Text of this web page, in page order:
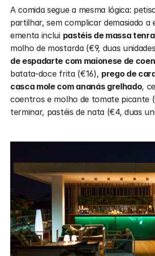
A comida segue a mesma lógica:
partilhar, sem complicar demasiado a
ementa inclui pastéis de massa
molho de mostarda (€9, duas
de espadarte com maionese de
batata-doce frita (€16), prego de
casca mole com ananás grelhado,
coentros e molho de tomate picante
terminar, pastéis de nata (€4, duas